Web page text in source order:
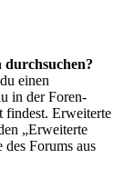
einen
in der Foren-
findest. Erweiterte
„Erweiterte
Forums aus